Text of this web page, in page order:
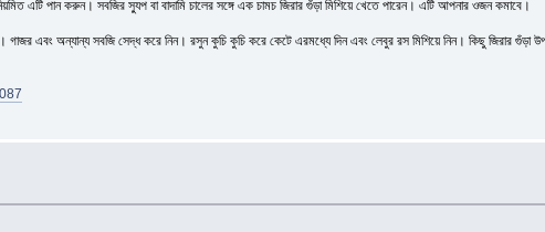
এটি পান করুন। সবজির স্যুপ বা বাদামি চালের সঙ্গে এক চামচ জিরার গুঁড়া মিশিয়ে খেতে পারেন। এটি আপনার ওজন কমাবে।
এবং অন্যান্য সবজি সেদ্ধ করে নিন। রসুন কুচি কুচি করে কেটে এরমধ্যে দিন এবং লেবুর রস মিশিয়ে নিন। কিছু জিরার গুঁড়া